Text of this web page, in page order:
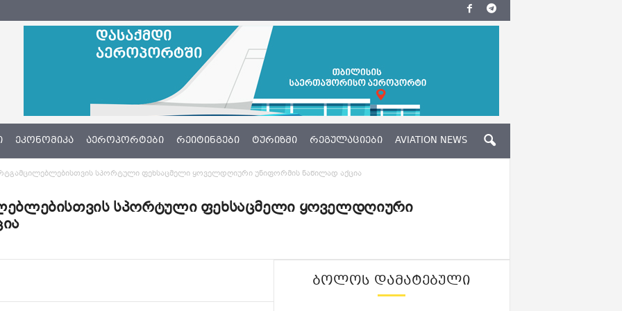
ᲔᲙᲝᲜᲝᲛᲘᲙᲐ ᲐᲔᲠᲝᲞᲝᲠᲢᲔᲑᲘ ᲠᲔᲘᲢᲘᲜᲒᲔᲑᲘ ᲢᲣᲠᲘᲖᲛᲘ ᲠᲔᲒᲣᲚᲐᲪᲘᲔᲑᲘ AVIATION NEWS
სპორტული ფეხსაცმელი ყოველდღიური უნიფორმის ნაწილად აქცია
სპორტული ფეხსაცმელი ყოველდღიური
ᲑᲝᲚᲝᲡ ᲓᲐᲛᲐᲢᲔᲑᲣᲚᲘ